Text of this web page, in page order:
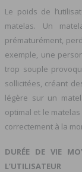
Le poids de
matelas. Un
prématurément,
exemple, une
trop souple
sollicitées, créant
légère sur un
optimal et le
correctement à la
DURÉE DE VIE
L’UTILISATEUR